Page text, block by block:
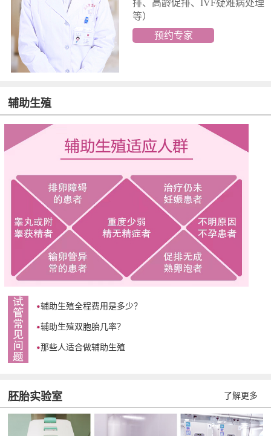
排、高龄促排、IVF疑难病处理
等）
预约专家
辅助生殖
辅助生殖全程费用是多少？
辅助生殖双胞胎几率？
那些人适合做辅助生殖
胚胎实验室 了解更多